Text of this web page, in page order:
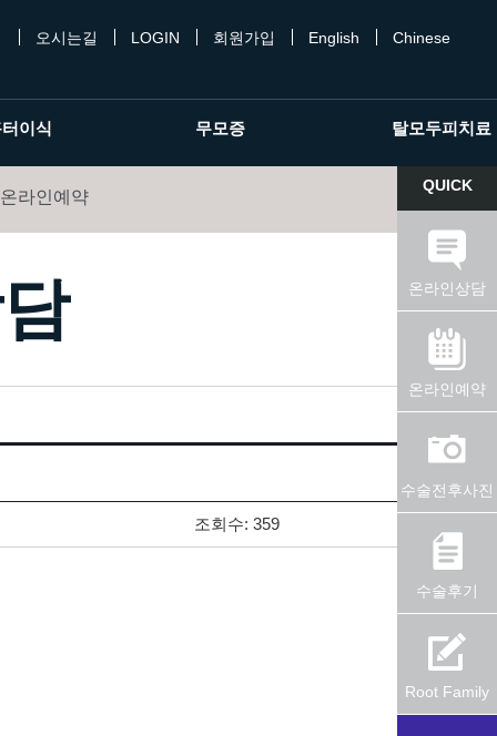
오시는길 LOGIN 회원가입 English Chinese
이식 무모증 탈모두피치료
온라인예약
조회수: 359
QUICK
온라인상담
온라인예약
수술전후사진
수술후기
Root Family